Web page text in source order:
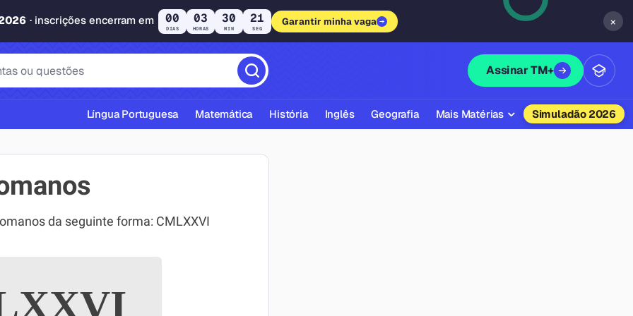
· inscrições encerram em 00
DIAS
03
HORAS
30
MIN
20
SEG
Garantir minha vaga ×
Assinar TM+
ABNT
Língua Portuguesa Matemática História Inglês Geografia Mais Matérias Simuladão 2026
da seguinte forma: CMLXXVI